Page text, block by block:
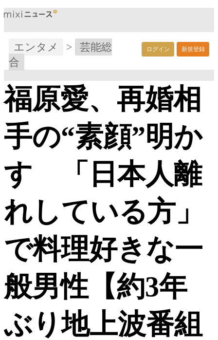
ログイン 新規登録
エンタメ >
芸能総
合
福原愛、再婚相
手の“素顔”明か
す 「日本人離
れしている方」
で料理好きな一
般男性【約3年
ぶり地上波番組